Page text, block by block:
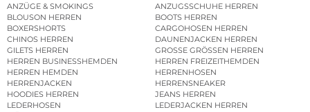
ANZÜGE & SMOKINGS
ANZUGSSCHUHE HERREN
BLOUSON HERREN
BOOTS HERREN
BOXERSHORTS
CARGOHOSEN HERREN
CHINOS HERREN
DAUNENJACKEN HERREN
GILETS HERREN
GROSSE GRÖSSEN HERREN
HERREN BUSINESSHEMDEN
HERREN FREIZEITHEMDEN
HERREN HEMDEN
HERRENHOSEN
HERRENJACKEN
HERRENSNEAKER
HOODIES HERREN
JEANS HERREN
LEDERHOSEN
LEDERJACKEN HERREN